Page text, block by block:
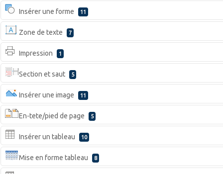
Insérer une forme 11
Zone de texte 7
Impression 1
Section et saut 5
Insérer une image 11
En-tete/pied de page 5
Insérer un tableau 10
Mise en forme tableau 8